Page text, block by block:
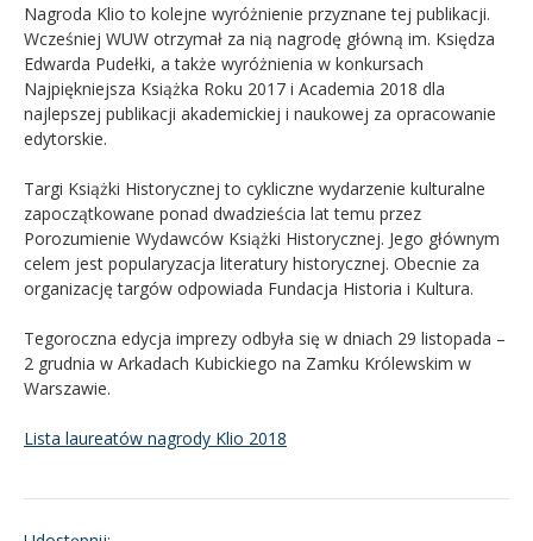
Nagroda Klio to kolejne wyróżnienie przyznane tej publikacji.
Wcześniej WUW otrzymał za nią nagrodę główną im. Księdza
Edwarda Pudełki, a także wyróżnienia w konkursach
Najpiękniejsza Książka Roku 2017 i Academia 2018 dla
najlepszej publikacji akademickiej i naukowej za opracowanie
edytorskie.
Targi Książki Historycznej to cykliczne wydarzenie kulturalne
zapoczątkowane ponad dwadzieścia lat temu przez
Porozumienie Wydawców Książki Historycznej. Jego głównym
celem jest popularyzacja literatury historycznej. Obecnie za
organizację targów odpowiada Fundacja Historia i Kultura.
Tegoroczna edycja imprezy odbyła się w dniach 29 listopada –
2 grudnia w Arkadach Kubickiego na Zamku Królewskim w
Warszawie.
Lista laureatów nagrody Klio 2018